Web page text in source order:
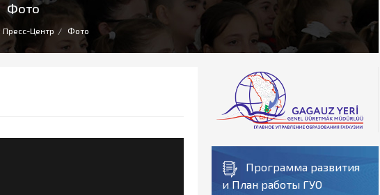
Фото
Пресс-Центр Фото
Программа развития
и План работы ГУО